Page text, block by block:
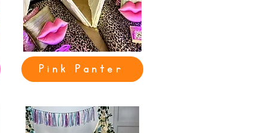
Pink Panter